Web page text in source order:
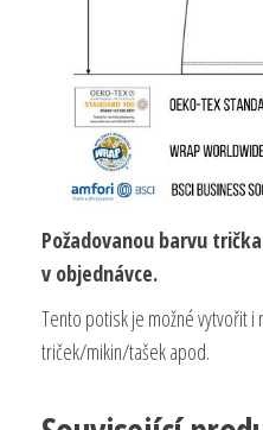
Požadovanou barvu
v objednávce.
Tento potisk je možné vytvořit i
triček/mikin/tašek apod.